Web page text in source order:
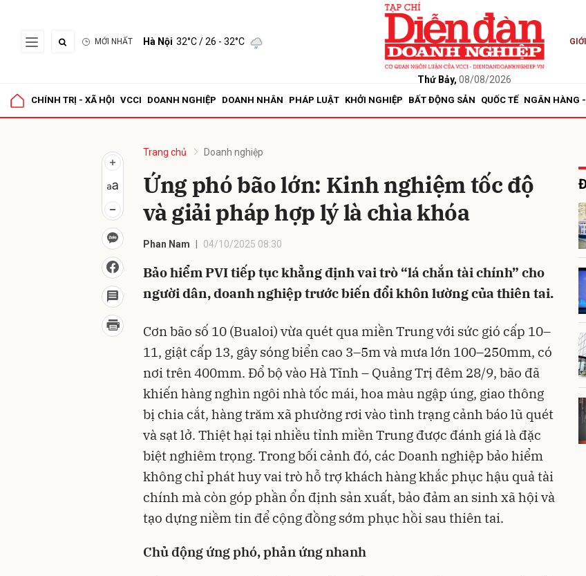
MỚI NHẤT Hà Nội 32°C/ 26 - 32°C
Thứ Bảy, 08/08/2026
CHÍNH TRỊ - XÃ HỘI VCCI DOANH NGHIỆP DOANH NHÂN PHÁP LUẬT KHỞI NGHIỆP BẤT ĐỘNG SẢN QUỐC TẾ NGÂN HÀNG
Trang chủ Doanh nghiệp
Ứng phó bão lớn: Kinh nghiệm tốc độ
và giải pháp hợp lý là chìa khóa
Phan Nam 04/10/2025 08:30
Bảo hiểm PVI tiếp tục khẳng định vai trò “lá chắn tài chính” cho
người dân, doanh nghiệp trước biến đổi khôn lường của thiên tai.
Cơn bão số 10 (Bualoi) vừa quét qua miền Trung với sức gió cấp 10–
11, giật cấp 13, gây sóng biển cao 3–5m và mưa lớn 100–250mm, có
nơi trên 400mm. Đổ bộ vào Hà Tĩnh – Quảng Trị đêm 28/9, bão đã
khiến hàng nghìn ngôi nhà tốc mái, hoa màu ngập úng, giao thông
bị chia cắt, hàng trăm xã phường rơi vào tình trạng cảnh báo lũ quét
và sạt lở. Thiệt hại tại nhiều tỉnh miền Trung được đánh giá là đặc
biệt nghiêm trọng. Trong bối cảnh đó, các Doanh nghiệp bảo hiểm
không chỉ phát huy vai trò hỗ trợ khách hàng khắc phục hậu quả tài
chính mà còn góp phần ổn định sản xuất, bảo đảm an sinh xã hội và
tạo dựng niềm tin để cộng đồng sớm phục hồi sau thiên tai.
Chủ động ứng phó, phản ứng nhanh